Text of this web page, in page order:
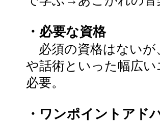
・必要な資格
必須の資格はないが
や話術といった幅広
必要。
・ワンポイントアド